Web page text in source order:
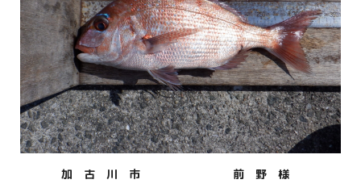
加 古 川 市 前 野 様